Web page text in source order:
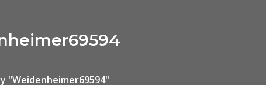
"Weidenheimer69594"